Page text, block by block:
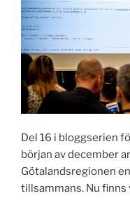
Del 16 i bloggserien
början av december
Götalandsregionen
tillsammans. Nu